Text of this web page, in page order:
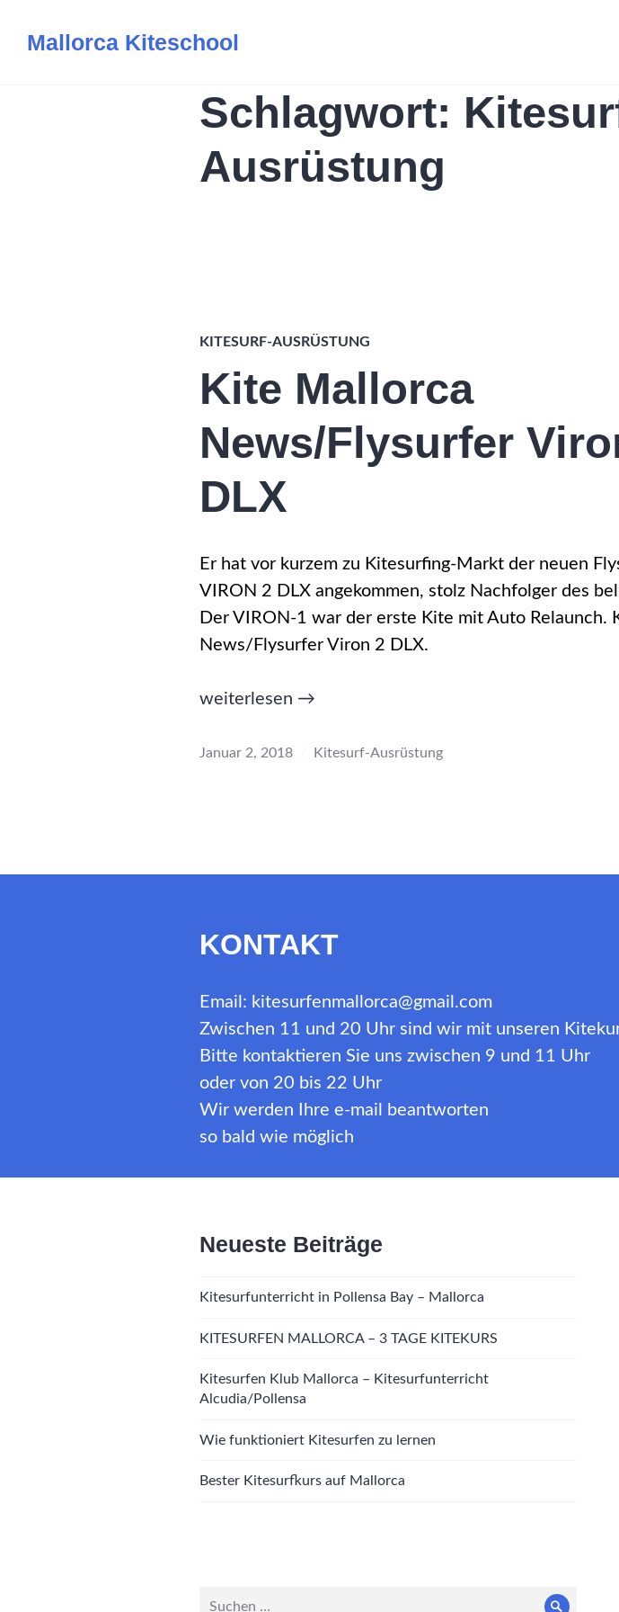
InhaltMallorca Kiteschool
Schlagwort:
Ausrüstung
KITESURF-AUSRÜSTUNG
Kite Mallorca
News/Flysurfer
DLX
Er hat vor kurzem zu Kitesurfing-Markt der neuen
VIRON 2 DLX angekommen, stolz Nachfolger des
Der VIRON-1 war der erste Kite mit Auto Relaunch.
News/Flysurfer Viron 2 DLX.
„Kite
News/Flysurfer
weiterlesen →
Januar 2, 2018 Kitesurf-Ausrüstung
KONTAKT
Email: kitesurfenmallorca@gmail.com
Zwischen 11 und 20 Uhr sind wir mit unseren
Bitte kontaktieren Sie uns zwischen 9 und 11 Uhr
oder von 20 bis 22 Uhr
Wir werden Ihre e-mail beantworten
so bald wie möglich
Neueste Beiträge
Kitesurfunterricht in Pollensa Bay – Mallorca
KITESURFEN MALLORCA – 3 TAGE KITEKURS
Kitesurfen Klub Mallorca – Kitesurfunterricht
Alcudia/Pollensa
Wie funktioniert Kitesurfen zu lernen
Bester Kitesurfkurs auf Mallorca